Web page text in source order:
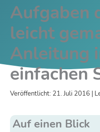
Aufgaben
leicht
Anleitung
einfachen
Veröffentlicht: 21. Juli 2016 |
Auf einen Blick